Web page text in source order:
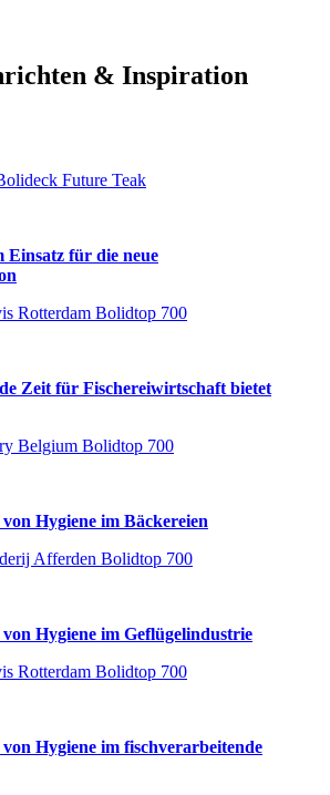
& Inspiration
Einsatz für die neue
Zeit für Fischereiwirtschaft bietet
Hygiene im Bäckereien
Hygiene im Geflügelindustrie
Hygiene im fischverarbeitende